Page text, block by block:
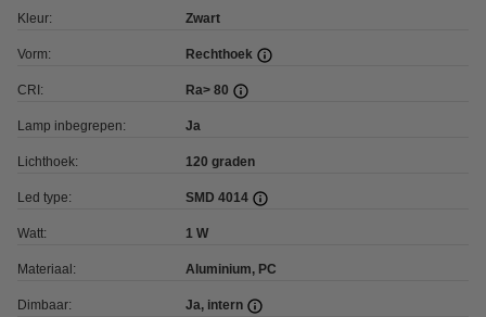
Kleur: Zwart
Vorm: Rechthoek
CRI: Ra> 80
Lamp inbegrepen: Ja
Lichthoek: 120 graden
Led type: SMD 4014
Watt: 1 W
Materiaal: Aluminium, PC
Dimbaar: Ja, intern